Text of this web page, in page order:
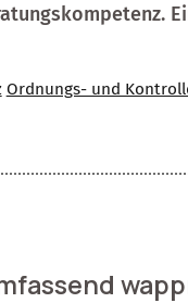
Ordnungs- und